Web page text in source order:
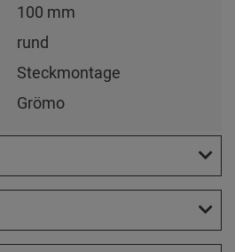
100 mm
rund
Steckmontage
Grömo